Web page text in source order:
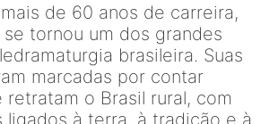
de 60 anos de carreira,
se tornou um dos grandes
brasileira. Suas
marcadas por contar
retratam o Brasil rural, com
ligados à terra, à tradição e à